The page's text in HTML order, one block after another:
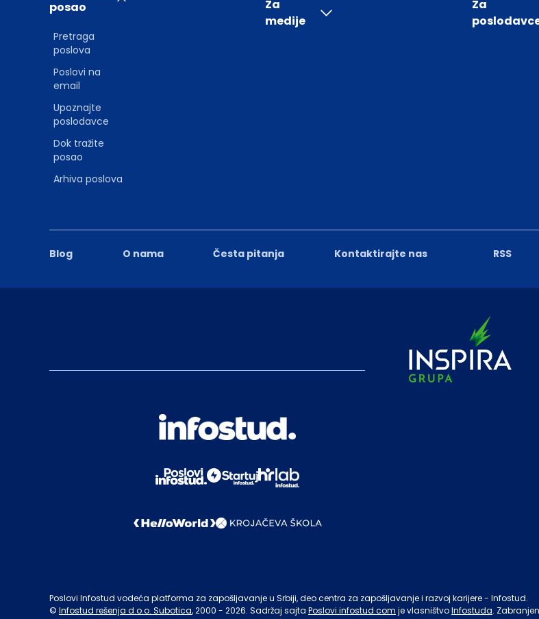
Blog O nama Česta pitanja Kontaktirajte nas RSS
posao
Pretraga
poslova
Poslovi na
email
Upoznajte
poslodavce
Dok tražite
posao
Arhiva poslova
Za
medije
Za
Poslovi Infostud vodeća platforma za zapošljavanje u Srbiji, deo centra za zapošljavanje i razvoj karijere - Infostud.
© Infostud rešenja d.o.o. Subotica, 2000 - 2026. Sadržaj sajta Poslovi.infostud.com je vlasništvoInfostuda.